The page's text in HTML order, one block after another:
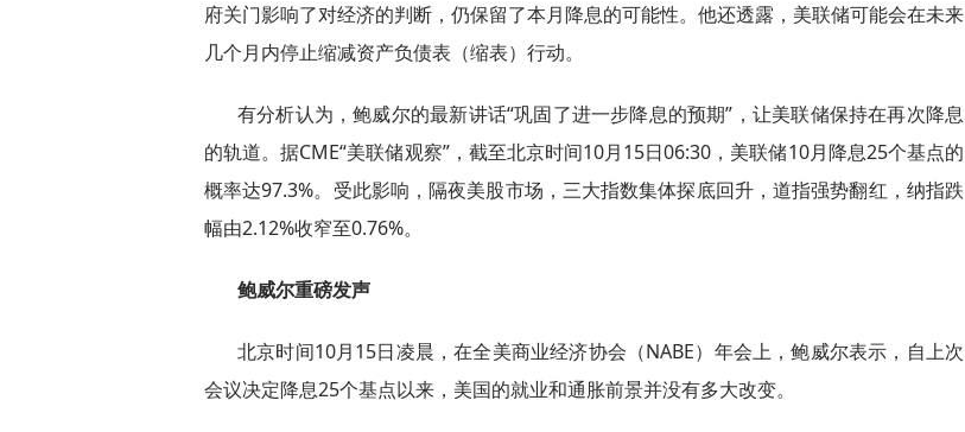
府关门影响了对经济的判断，仍保留了本月降息的可能性。他还透露，美联储可能会在未来
几个月内停止缩减资产负债表（缩表）行动。
有分析认为，鲍威尔的最新讲话“巩固了进一步降息的预期”，让美联储保持在再次降息
的轨道。据CME“美联储观察”，截至北京时间10月15日06:30，美联储10月降息25个基点的
概率达97.3%。受此影响，隔夜美股市场，三大指数集体探底回升，道指强势翻红，纳指跌
幅由2.12%收窄至0.76%。
鲍威尔重磅发声
北京时间10月15日凌晨，在全美商业经济协会（NABE）年会上，鲍威尔表示，自上次
会议决定降息25个基点以来，美国的就业和通胀前景并没有多大改变。